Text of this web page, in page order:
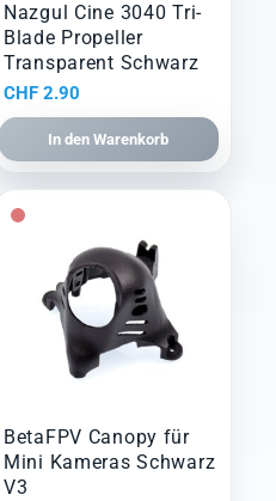
Nazgul Cine 3040 Tri-
Blade Propeller
Transparent Schwarz
CHF2.90
In den Warenkorb
BetaFPV Canopy für
Mini Kameras Schwarz
V3